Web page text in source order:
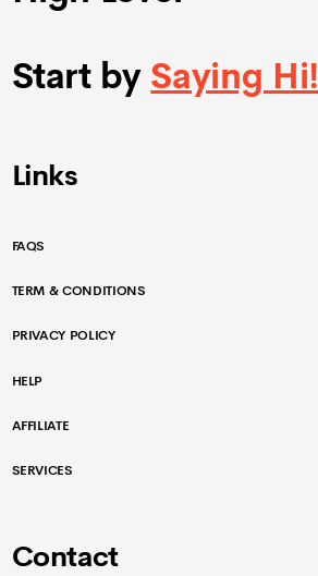
Start by Saying Hi!
Links
FAQS
TERM & CONDITIONS
PRIVACY POLICY
HELP
AFFILIATE
SERVICES
Contact